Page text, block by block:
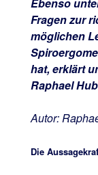
Ebenso
Fragen zur
möglichen
hat, erklärt
Raphael
Autor:
Die